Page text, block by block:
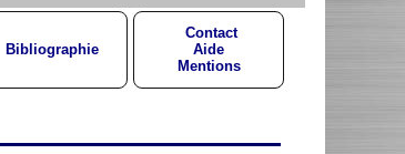
Bibliographie
Contact
Aide
Mentions